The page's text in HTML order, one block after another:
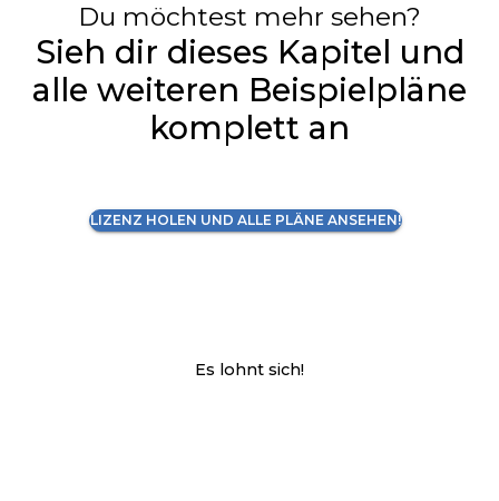
Du möchtest mehr sehen?
Sieh dir dieses Kapitel und
alle weiteren Beispielpläne
komplett an
LIZENZ HOLEN UND ALLE PLÄNE ANSEHEN!
Es lohnt sich!